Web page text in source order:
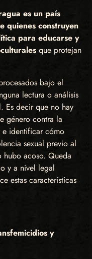
es un país
quienes construyen
para educarse y
que protejan
bajo el
lectura o análisis
Es decir que no hay
género contra la
e identificar cómo
sexual previo al
hubo acoso. Queda
y a nivel legal
estas características
y